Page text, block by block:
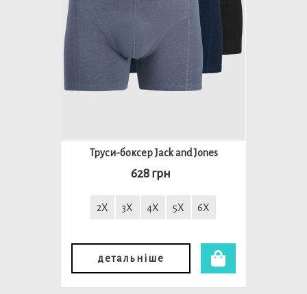
Труси-боксер Jack and Jones
628 грн
2X 3X 4X 5X 6X
детальніше